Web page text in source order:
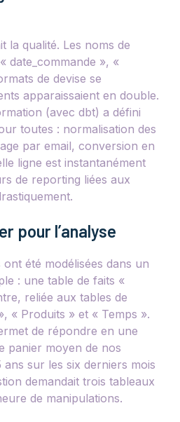
la qualité. Les noms de
date_commande », «
de devise se
apparaissaient en double.
(avec dbt) a défini
toutes : normalisation des
par email, conversion en
ligne est instantanément
de reporting liées aux
pour l’analyse
été modélisées dans un
: une table de faits «
reliée aux tables de
« Produits » et « Temps ».
de répondre en une
panier moyen de nos
ans sur les six derniers mois
demandait trois tableaux
de manipulations.